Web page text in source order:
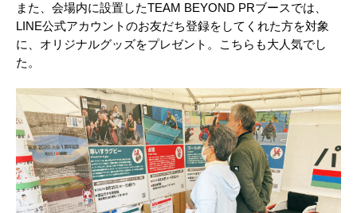
また、会場内に設置したTEAM BEYOND PRブースでは、
LINE公式アカウントのお友だち登録をしてくれた方を対象
に、オリジナルグッズをプレゼント。こちらも大人気でし
た。